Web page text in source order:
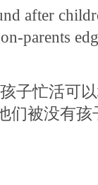
after
parents
子忙活可
们被没有孩